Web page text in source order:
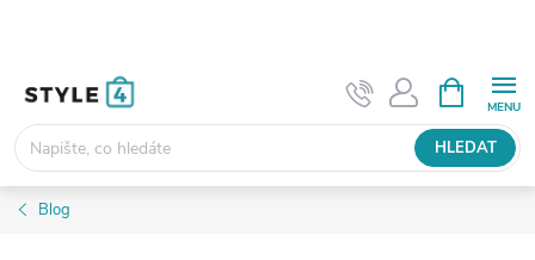
HLEDAT
NÁKUPNÍ
KOŠÍK
Blog